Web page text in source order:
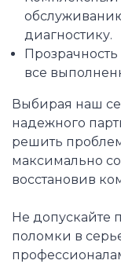
диагностику.
все
Выбирая наш
надежного
решить
максимально
восстановив
Не допускайте
поломки в